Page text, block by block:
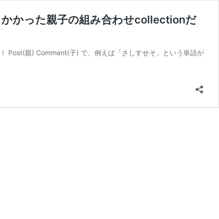
かった親子の組み合わせcollectionだ
Post(親) Comment(子) で、例えば「さしすせそ」という単語が